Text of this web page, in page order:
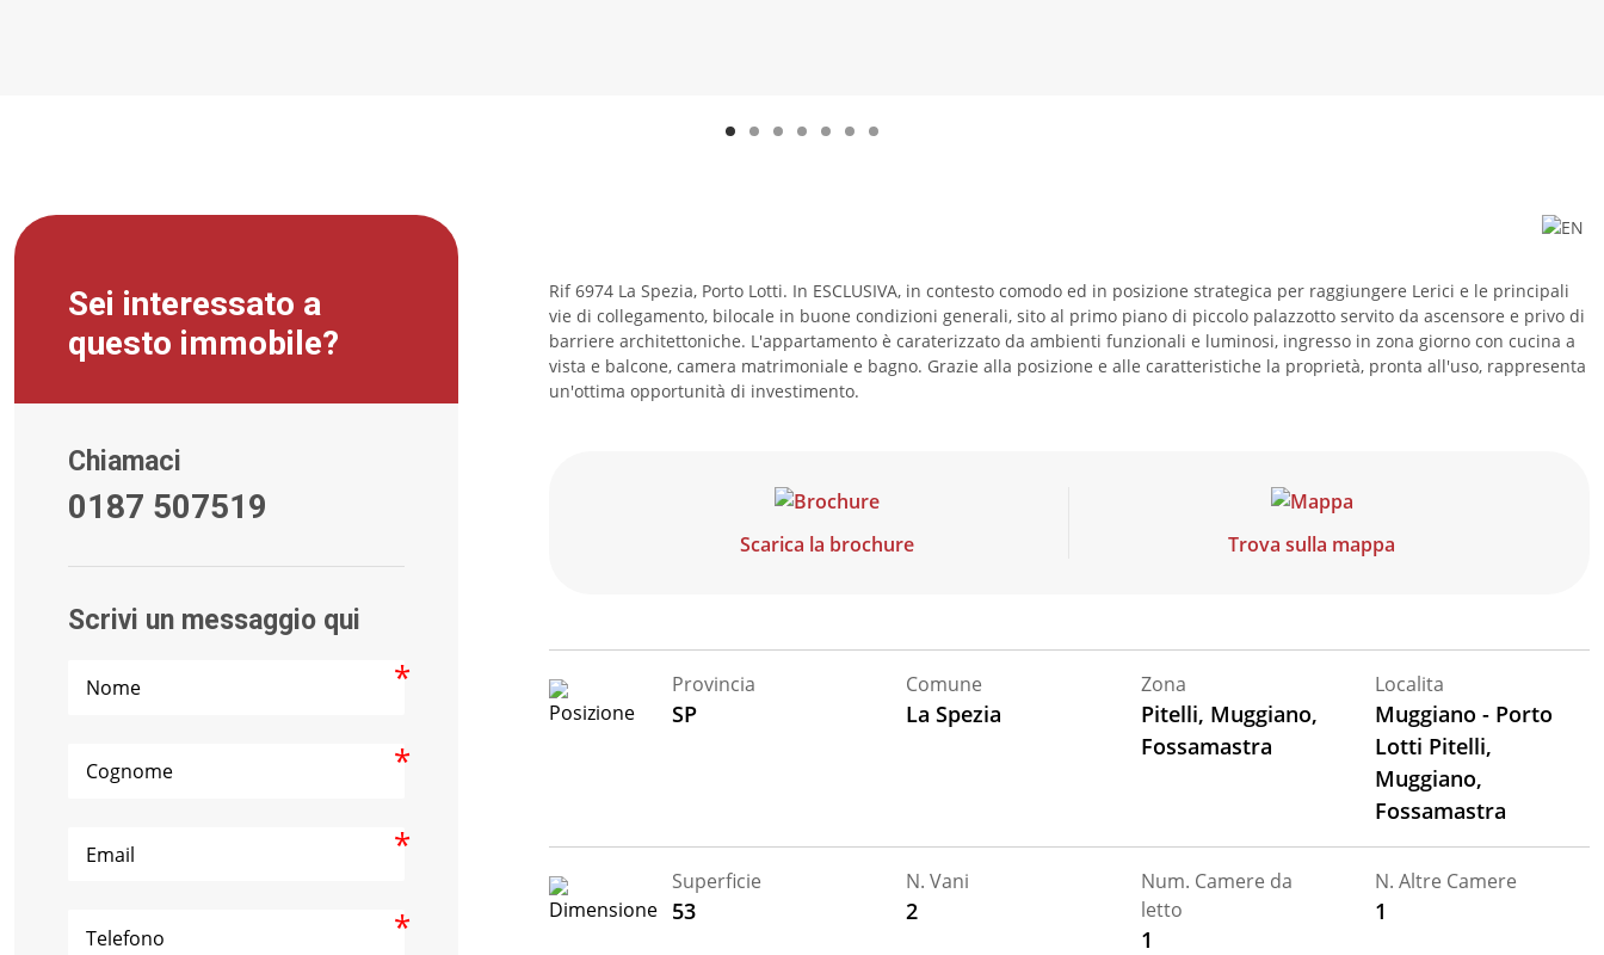
Sei interessato a
questo immobile?
Chiamaci
0187 507519
Scrivi un messaggio qui
Rif 6974 La Spezia, Porto Lotti. In ESCLUSIVA, in contesto comodo ed in posizione strategica per raggiungere Lerici e le principali
vie di collegamento, bilocale in buone condizioni generali, sito al primo piano di piccolo palazzotto servito da ascensore e privo di
barriere architettoniche. L'appartamento è caraterizzato da ambienti funzionali e luminosi, ingresso in zona giorno con cucina a
vista e balcone, camera matrimoniale e bagno. Grazie alla posizione e alle caratteristiche la proprietà, pronta all'uso, rappresenta
un'ottima opportunità di investimento.
Scarica la brochure Trova sulla mappa
Provincia
SP
Comune
La Spezia
Zona
Pitelli, Muggiano,
Fossamastra
Localita
Muggiano - Porto
Lotti Pitelli,
Muggiano,
Fossamastra
Superficie
53
N. Vani
2
Num. Camere da
letto
1
N. Altre Camere
1